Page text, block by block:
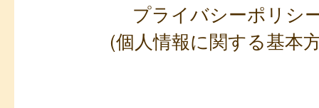
プライバシーポリシ
(個人情報に関する基本